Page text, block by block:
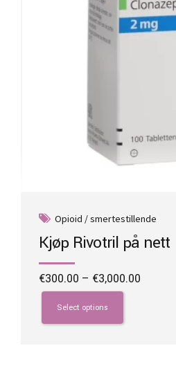
Opioid / smertestillende
Kjøp Rivotril på nett
€300.00 – €3,000.00
Select options
This
product
has